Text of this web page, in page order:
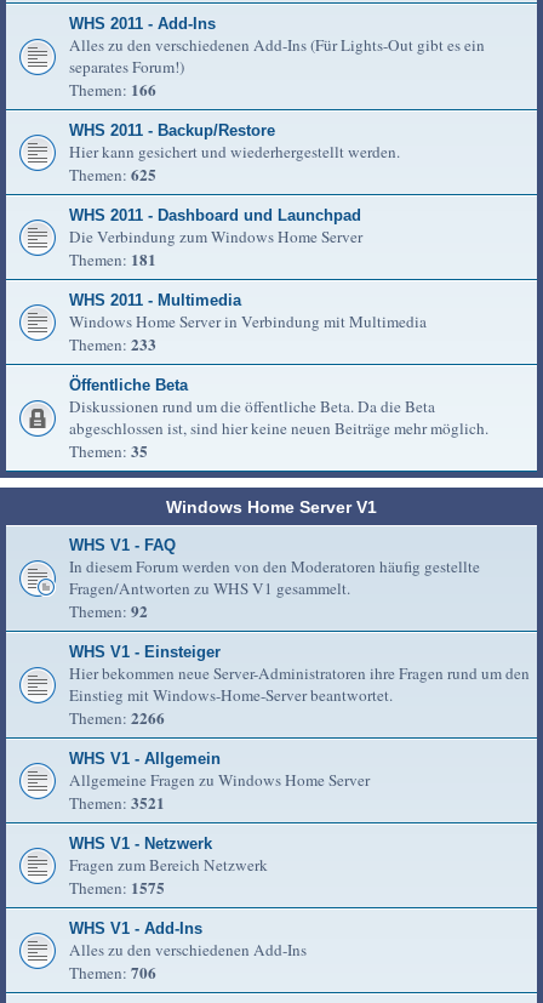
WHS 2011 - Add-Ins
Alles zu den verschiedenen Add-Ins (Für Lights-Out gibt es ein
separates Forum!)
Themen: 166
WHS 2011 - Backup/Restore
Hier kann gesichert und wiederhergestellt werden.
Themen: 625
WHS 2011 - Dashboard und Launchpad
Die Verbindung zum Windows Home Server
Themen: 181
WHS 2011 - Multimedia
Windows Home Server in Verbindung mit Multimedia
Themen: 233
Öffentliche Beta
Diskussionen rund um die öffentliche Beta. Da die Beta
abgeschlossen ist, sind hier keine neuen Beiträge mehr möglich.
Themen: 35
Windows Home Server V1
WHS V1 - FAQ
In diesem Forum werden von den Moderatoren häufig gestellte
Fragen/Antworten zu WHS V1 gesammelt.
Themen: 92
WHS V1 - Einsteiger
Hier bekommen neue Server-Administratoren ihre Fragen rund um den
Einstieg mit Windows-Home-Server beantwortet.
Themen: 2266
WHS V1 - Allgemein
Allgemeine Fragen zu Windows Home Server
Themen: 3521
WHS V1 - Netzwerk
Fragen zum Bereich Netzwerk
Themen: 1575
WHS V1 - Add-Ins
Alles zu den verschiedenen Add-Ins
Themen: 706